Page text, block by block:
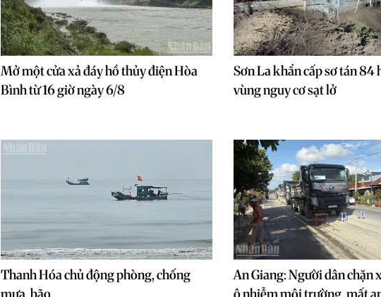
Mở một cửa xả đáy hồ thủy điện Hòa
Bình từ 16 giờ ngày 6/8
Sơn La khẩn cấp sơ tán 84
vùng nguy cơ sạt lở
Thanh Hóa chủ động phòng, chống
An Giang: Người dân chặn